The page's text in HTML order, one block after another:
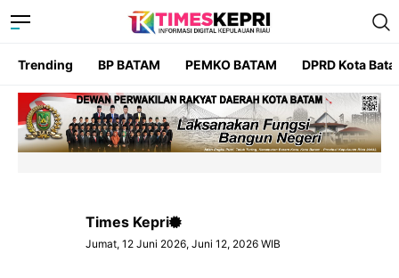
Trending BP BATAM PEMKO BATAM DPRD Kota
Times Kepri
Jumat, 12 Juni 2026, Juni 12, 2026 WIB